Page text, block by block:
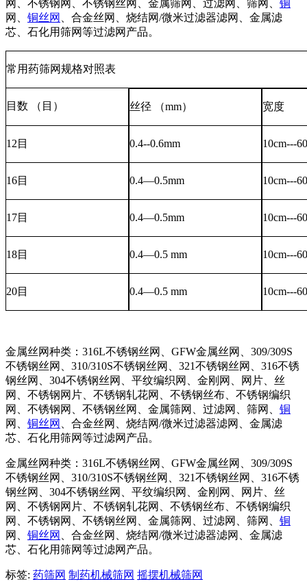
网、不锈钢网、不锈钢丝网、金属筛网、过滤网、筛网、 铜
网、 铜丝网
、合金丝网、烧结网/微米过滤器滤网、金属滤
芯、石化用筛网等过滤网产品。
常用药筛网规格对照表
目数 （目） 丝径 （mm） 宽度
12目 0.4--0.6mm 10cm---
16目 0.4—0.5mm 10cm---
17目 0.4—0.5mm 10cm---
18目 0.4—0.5 mm 10cm---
20目 0.4—0.5 mm 10cm---
金属丝网种类：316L不锈钢丝网、GFW金属丝网、309/309S
不锈钢丝网、310/310S不锈钢丝网、321不锈钢丝网、316不锈
钢丝网、304不锈钢丝网、平纹编织网、金刚网、网片、丝
网、不锈钢网片、不锈钢轧花网、不锈钢丝布、不锈钢编织
网、不锈钢网、不锈钢丝网、金属筛网、过滤网、筛网、 铜
网、 铜丝网
、合金丝网、烧结网/微米过滤器滤网、金属滤
芯、石化用筛网等过滤网产品。
金属丝网种类：316L不锈钢丝网、GFW金属丝网、309/309S
不锈钢丝网、310/310S不锈钢丝网、321不锈钢丝网、316不锈
钢丝网、304不锈钢丝网、平纹编织网、金刚网、网片、丝
网、不锈钢网片、不锈钢轧花网、不锈钢丝布、不锈钢编织
网、不锈钢网、不锈钢丝网、金属筛网、过滤网、筛网、 铜
网、 铜丝网
、合金丝网、烧结网/微米过滤器滤网、金属滤
芯、石化用筛网等过滤网产品。
标签: 药筛网 制药机械筛网 摇摆机械筛网